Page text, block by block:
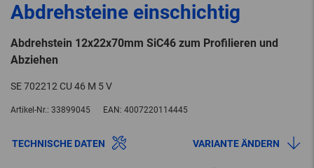
Abdrehsteine einschichtig
Abdrehstein 12x22x70mm SiC46 zum Profilieren und
Abziehen
SE 702212 CU 46 M 5 V
Artikel-Nr.: 33899045 EAN: 4007220114445
TECHNISCHE DATEN VARIANTE ÄNDERN